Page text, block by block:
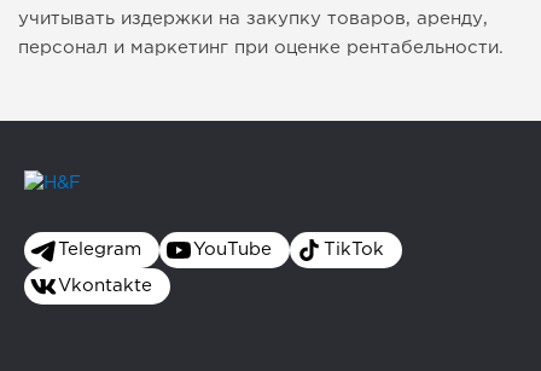
учитывать издержки на закупку товаров, аренду,
персонал и маркетинг при оценке рентабельности.
Telegram YouTube TikTok
Vkontakte